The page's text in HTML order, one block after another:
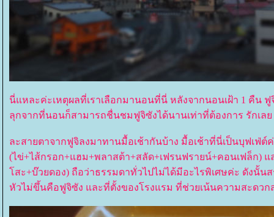
นี่แหละค่ะเหตุผลที่เราเลือกมานอนที่นี่ หลังจากนอนเฝ้า 1 คืน ฟู
ลุกจากที่นอนก็สามารถชื่นชมฟูจิซังได้นานเท่าที่ต้องการ รักเล
ละสายตาจากฟูจิลงมาทานมื้อเช้ากันบ้าง มื้อเช้าที่นี่เป็นบุฟเฟ่ต์
(ไข่+ไส้กรอก+แฮม+พลาสต้า+สลัด+เฟรนฟรายน์+คอนเฟล็ก)
สะ+บ๊วยดอง) ถือว่าธรรมดาทั่วไปไม่ได้มีอะไรพิเศษค่ะ ดังนั้น
หัวไม่ขึ้นคือฟูจิซัง และที่ตั้งของโรงแรม ที่ช่วยเน้นความสะดวก